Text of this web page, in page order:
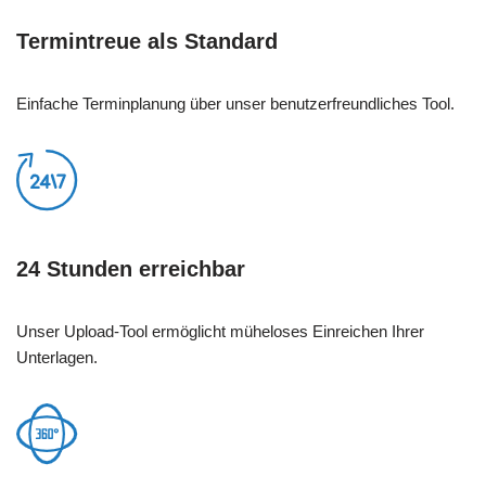
Termintreue als Standard
Einfache Terminplanung über unser benutzerfreundliches Tool.
24 Stunden erreichbar
Unser Upload-Tool ermöglicht müheloses Einreichen Ihrer
Unterlagen.